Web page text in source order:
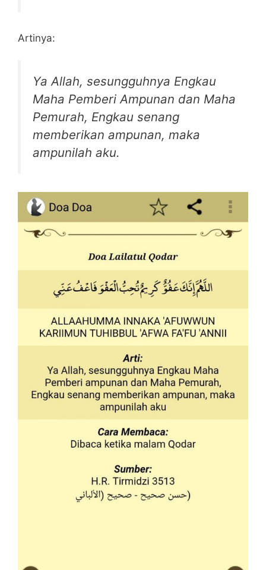
Artinya:
Ya Allah, sesungguhnya Engkau
Maha Pemberi Ampunan dan Maha
Pemurah, Engkau senang
memberikan ampunan, maka
ampunilah aku.